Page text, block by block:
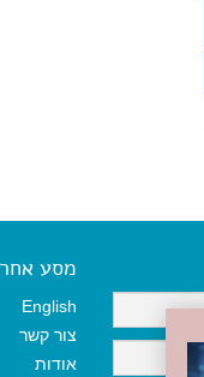
מסע אחר
English
צור קשר
אודות